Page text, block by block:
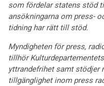
som fördelar statens stöd
ansökningarna om press-
tidning har rätt till stöd.
Myndigheten för press,
tillhör
yttrandefrihet samt stödjer
tillgänglighet inom press